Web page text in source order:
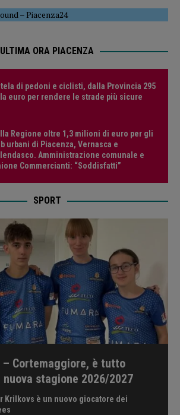
–Piacenza24
ULTIMA ORA PIACENZA
di pedoni e ciclisti, dalla Provincia 295
euro per rendere le strade più sicure
Regione oltre 1,3 milioni di euro per gli
urbani di Piacenza, Vernasca e
Amministrazione comunale e
Commercianti: “Soddisfatti”
SPORT
– Cortemaggiore, è tutto
stagione 2026/2027
Krilkovs è un nuovo giocatore dei